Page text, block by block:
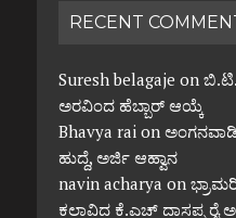
RECENT
Suresh belagaje on ಬಿ.ಟಿ.
ಅರವಿಂದ ಹೆಬ್ಬಾರ್ ಆಯ್ಕೆ
Bhavya raion
ಹುದ್ದೆ, ಅರ್ಜಿ ಆಹ್ವಾನ
navin acharya on
ಕಲಾವಿದ ಕೆ.ಎಚ್ ದಾಸಪ್ಪ ರೈ